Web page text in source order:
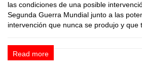
las condiciones de una posible
Segunda Guerra Mundial junto a las
intervención que nunca se produjo y que
Read more